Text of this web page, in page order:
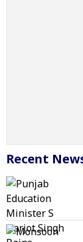
Recent